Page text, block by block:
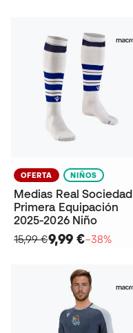
OFERTA NIÑOS
Medias Real Sociedad
Primera Equipación
2025-2026 Niño
15,99 €9,99 €−38%